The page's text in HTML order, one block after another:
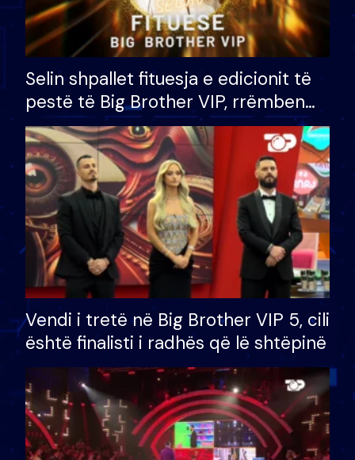
Selin shpallet fituesja e edicionit të
pestë të Big Brother VIP, rrëmben
çmimin e madh prej 100 mijë eurosh
Vendi i tretë në Big Brother VIP 5, cili
është finalisti i radhës që lë shtëpinë